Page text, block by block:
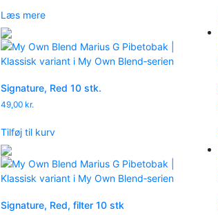
Læs mere
Signature, Red 10 stk.
49,00 kr.
Tilføj til kurv
Signature, Red, filter 10 stk